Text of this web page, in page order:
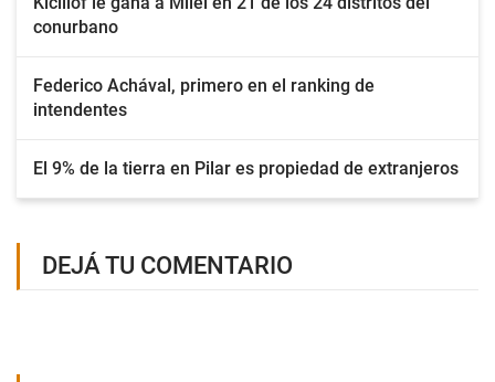
conurbano
Federico Achával, primero en el ranking de
intendentes
El 9% de la tierra en Pilar es propiedad de extranjeros
DEJÁ TU COMENTARIO